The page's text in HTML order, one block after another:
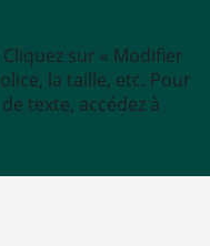
sur « Modifier
la taille, etc. Pour
texte, accédez à